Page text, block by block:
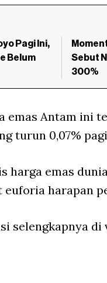
Pagi Ini,
Belum
Sebut
300%
emas Antam ini
turun 0,07%
harga emas
harapan
selengkapnya